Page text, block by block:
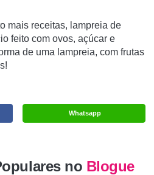
mais receitas, lampreia de
feito com ovos, açúcar e
de uma lampreia, com frutas
Whatsapp
no Blogue